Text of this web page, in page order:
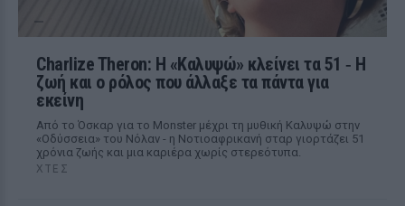
Charlize Theron: Η «Καλυψώ» κλείνει τα 51 ‑ H
ζωή και ο ρόλος που άλλαξε τα πάντα για
εκείνη
Από το Όσκαρ για το Monster μέχρι τη μυθική Καλυψώ στην
«Οδύσσεια» του Νόλαν - η Νοτιοαφρικανή σταρ γιορτάζει 51
χρόνια ζωής και μια καριέρα χωρίς στερεότυπα.
ΧΤΕΣ